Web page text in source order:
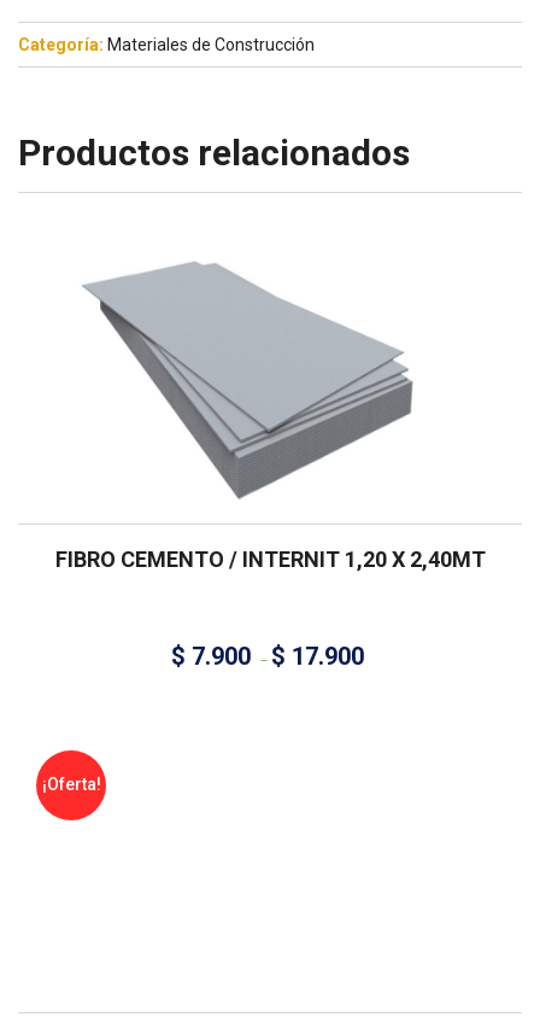
Categoría: Materiales de Construcción
Productos relacionados
FIBRO CEMENTO / INTERNIT 1,20 X 2,40MT
$ 7.900 – $ 17.900
¡Oferta!